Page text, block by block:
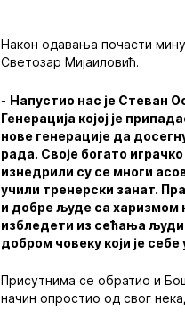
Након одавања почасти
Светозар Мијаиловић.
- Напустио нас је Стеван
Генерација којој је
нове генерације да
рада. Своје богато
изнедрили су се многи
учили тренерски занат.
и добре људе са харизмом
избледети из сећања људи
добром човеку који је
Присутнима се обратио и
начин опростио од свог